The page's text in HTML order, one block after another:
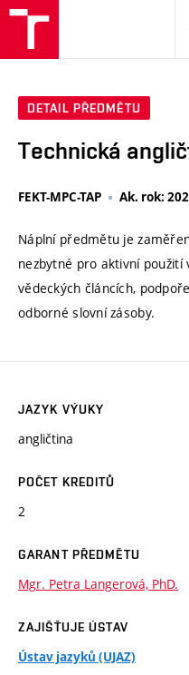
DETAIL PŘEDMĚTU
Technická
FEKT-MPC-TAP Ak. rok:
Náplní předmětu je
nezbytné pro aktivní použití
vědeckých článcích,
odborné slovní zásoby.
JAZYK VÝUKY
angličtina
POČET KREDITŮ
2
GARANT PŘEDMĚTU
Mgr. Petra Langerová, PhD.
ZAJIŠŤUJE ÚSTAV
Ústav jazyků (UJAZ)